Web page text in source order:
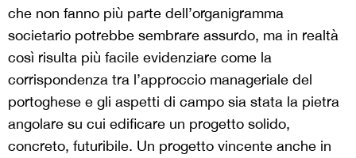
che non fanno più parte dell’organigramma
societario potrebbe sembrare assurdo, ma in realtà
così risulta più facile evidenziare come la
corrispondenza tra l’approccio manageriale del
portoghese e gli aspetti di campo sia stata la pietra
angolare su cui edificare un progetto solido,
concreto, futuribile. Un progetto vincente anche in